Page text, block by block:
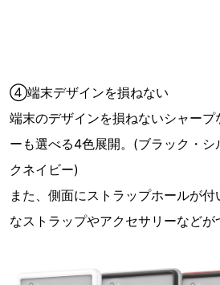
④端末デザインを損ねない
端末のデザインを損ねないシャープ
ーも選べる4色展開。(ブラック・
クネイビー)
また、側面にストラップホールが
なストラップやアクセサリーなどが